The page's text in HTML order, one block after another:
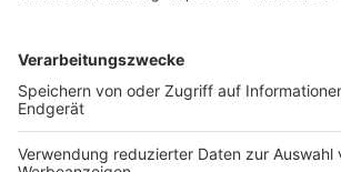
DEINE GEMERKTEN ARTIKEL
Du hast dir noch keine Artikel gemerkt